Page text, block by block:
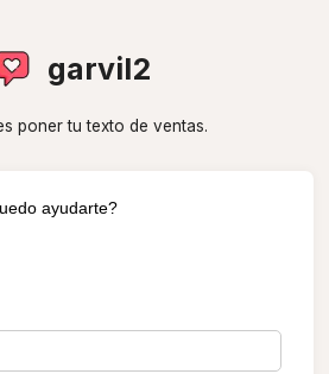
garvil2
poner tu texto de ventas.
ayudarte?